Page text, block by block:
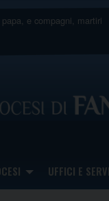
e compagni, martiri
UFFICI E